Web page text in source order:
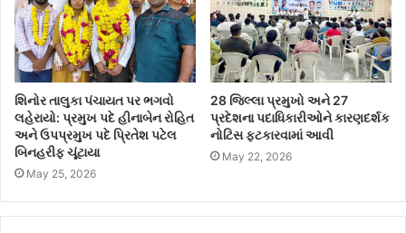
શિનોર તાલુકા પંચાયત પર ભગવો
લહેરાયો: પ્રમુખ પદે હીનાબેન રોહિત
અને ઉપપ્રમુખ પદે પ્રિતેશ પટેલ
બિનહરીફ ચૂંટાયા
May 25, 2026
28 જિલ્લા પ્રમુખો અને 27
પ્રદેશના પદાધિકારીઓને કારણદર્શક
નોટિસ ફટકારવામાં આવી
May 22, 2026